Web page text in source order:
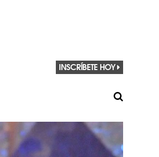
INSCRÍBETE HOY